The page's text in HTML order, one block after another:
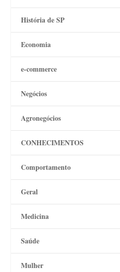
História de SP
Economia
e-commerce
Negócios
Agronegócios
CONHECIMENTOS
Comportamento
Geral
Medicina
Saúde
Mulher